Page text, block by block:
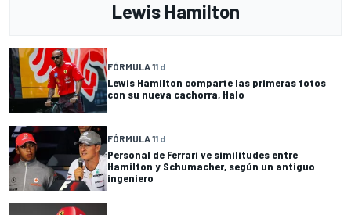
Lewis Hamilton
FÓRMULA 11 d
Lewis Hamilton comparte las primeras fotos
con su nueva cachorra, Halo
FÓRMULA 11 d
Personal de Ferrari ve similitudes entre
Hamilton y Schumacher, según un antiguo
ingeniero